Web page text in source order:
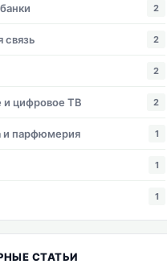
2
связь 2
2
и цифровое ТВ 2
и парфюмерия 1
1
1
СТАТЬИ